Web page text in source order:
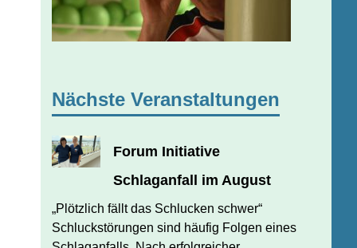
Nächste Veranstaltungen
Forum Initiative
Schlaganfall im August
JULI 31, 2026
JUERGEN FINDEISEN
„Plötzlich fällt das Schlucken schwer“
Schluckstörungen sind häufig Folgen eines